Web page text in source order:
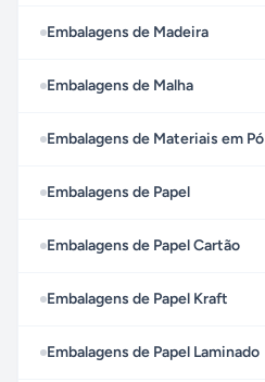
Embalagens de Madeira
Embalagens de Malha
Embalagens de Materiais em Pó
Embalagens de Papel
Embalagens de Papel Cartão
Embalagens de Papel Kraft
Embalagens de Papel Laminado